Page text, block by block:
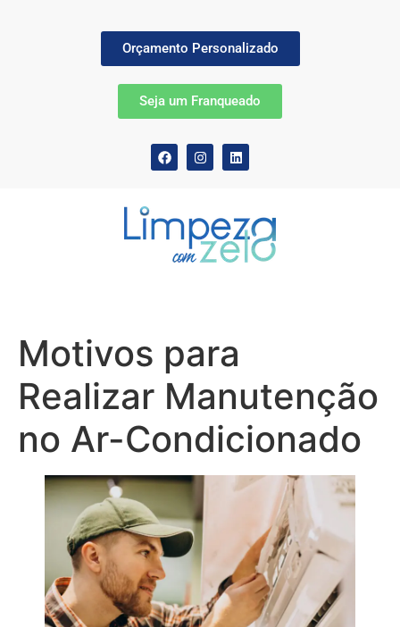
Orçamento Personalizado
Seja um Franqueado
Motivos para
Realizar Manutenção
no Ar-Condicionado